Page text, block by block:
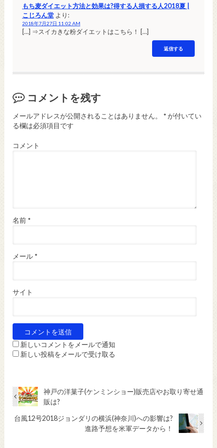
もち麦ダイエット方法と効果は?得する人損する人2018夏 |
こじろん堂 より:
2018年7月27日 11:02 AM
[…] ⇒スイカきな粉ダイエットはこちら！ […]
返信する
コメントを残す
メールアドレスが公開されることはありません。 *が付いてい
る欄は必須項目です
コメント
名前 *
メール *
サイト
新しいコメントをメールで通知
新しい投稿をメールで受け取る
神戸の洋菓子(ケンミンショー)販売店やお取り寄せ通
販は?
台風12号2018ジョンダリの横浜(神奈川)への影響は?
進路予想を米軍データから！